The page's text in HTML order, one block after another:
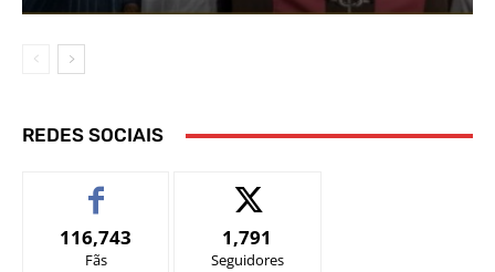
REDES SOCIAIS
116,743
Fãs
1,791
Seguidores